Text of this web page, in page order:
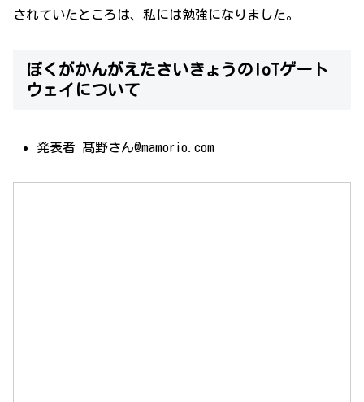
されていたところは、私には勉強になりました。
ぼくがかんがえたさいきょうのIoTゲート
ウェイについて
発表者 髙野さん@mamorio.com